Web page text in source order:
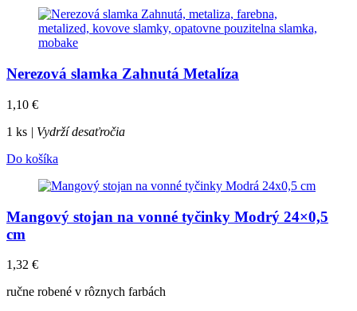
Nerezová slamka Zahnutá Metalíza
1,10 €
1 ks | Vydrží desaťročia
Do košíka
Mangový stojan na vonné tyčinky Modrý 24×0,5
cm
1,32 €
ručne robené v rôznych farbách